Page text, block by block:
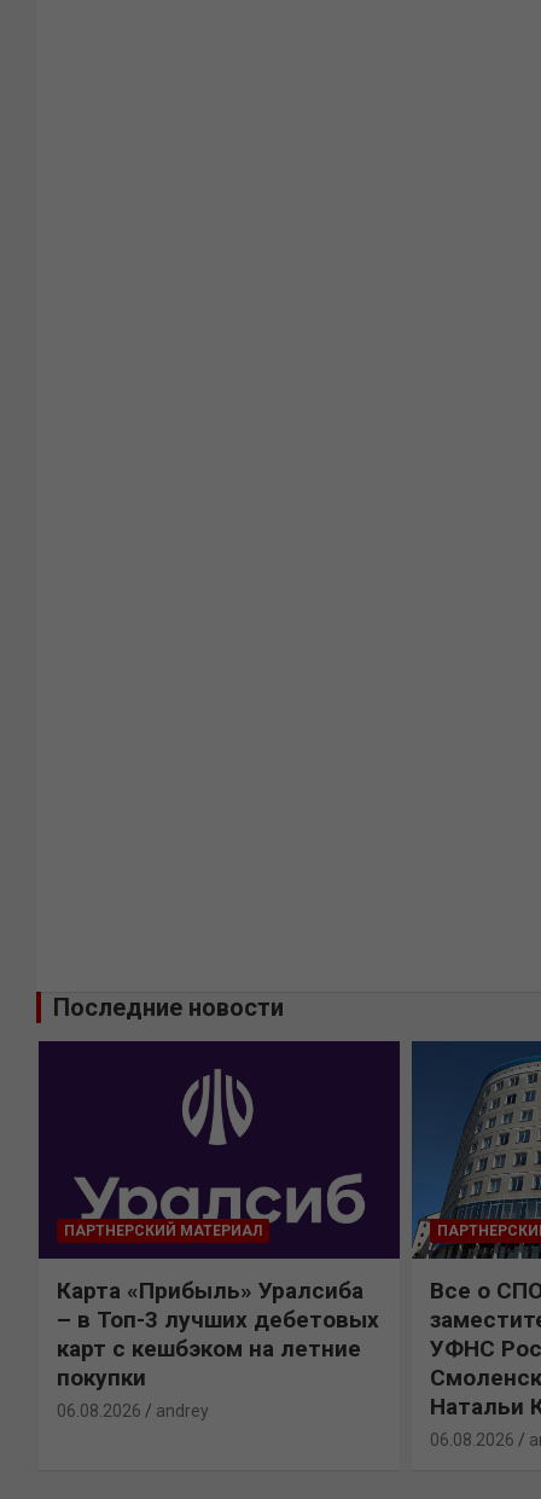
Последние новости
ПАРТНЕРСКИЙ МАТЕРИАЛ
Карта «Прибыль» Уралсиба
– в Топ-3 лучших дебетовых
карт с кешбэком на летние
покупки
06.08.2026 andrey
Все о
УФНС
Натальи
06.08.2026